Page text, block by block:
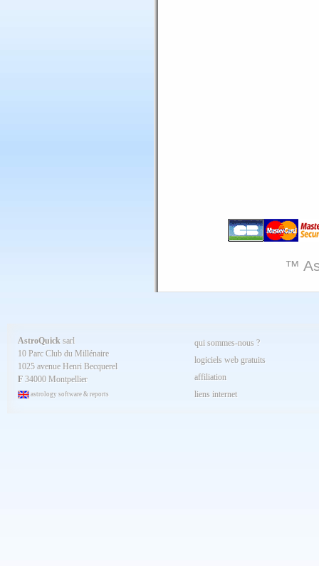
™
AstroQuick sarl
10 Parc Club du Millénaire
1025 avenue Henri Becquerel
F 34000 Montpellier
astrology software & reports
qui sommes-nous ?
logiciels web gratuits
affiliation
liens internet